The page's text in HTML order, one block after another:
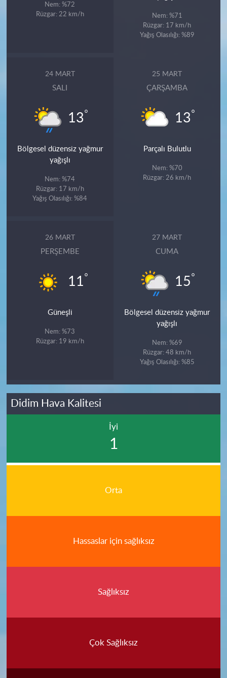
Nem: %72
Rüzgar: 22 km/h
Nem: %71
Rüzgar: 17 km/h
Yağış Olasılığı: %89
24 MART
SALI
13°
Bölgesel düzensiz yağmur
yağışlı
Nem: %74
Rüzgar: 17 km/h
Yağış Olasılığı: %84
25 MART
ÇARŞAMBA
13°
Parçalı Bulutlu
Nem: %70
Rüzgar: 26 km/h
26 MART
PERŞEMBE
11°
Güneşli
Nem: %73
Rüzgar: 19 km/h
27 MART
CUMA
15°
Bölgesel düzensiz yağmur
yağışlı
Nem: %69
Rüzgar: 48 km/h
Yağış Olasılığı: %85
Didim Hava Kalitesi
İyi
1
Orta
Hassaslar için sağlıksız
Sağlıksız
Çok Sağlıksız